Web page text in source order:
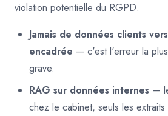
violation potentielle du RGPD.
Jamais de données clients
encadrée — c'est l'erreur la
grave.
RAG sur données internes —
chez le cabinet, seuls les